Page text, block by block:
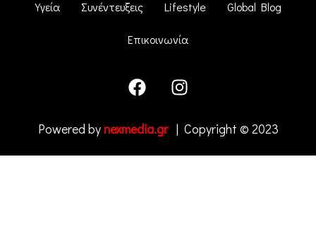
Υγεία Συνέντευξεις Lifestyle Global Blog
Επικοινωνία
Powered bynexmedia.gr| Copyright © 2023